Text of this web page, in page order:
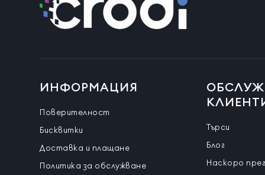
ИНФОРМАЦИЯ
Поверителност
Бисквитки
Доставка и плащане
Политика за обслужване
Търси
Блог
Наскоро